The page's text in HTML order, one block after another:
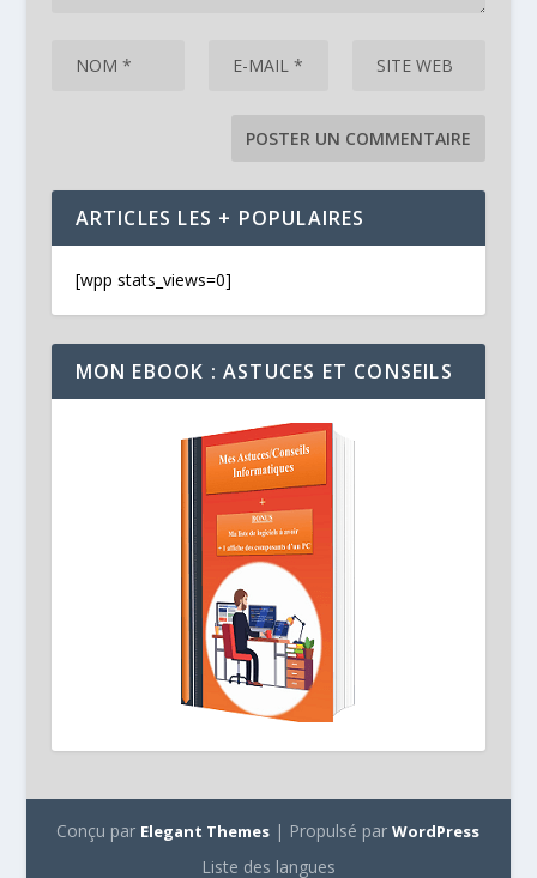
ARTICLES LES + POPULAIRES
[wpp stats_views=0]
MON EBOOK : ASTUCES ET CONSEILS
Conçu par Elegant Themes | Propulsé parWordPress
Liste des langues